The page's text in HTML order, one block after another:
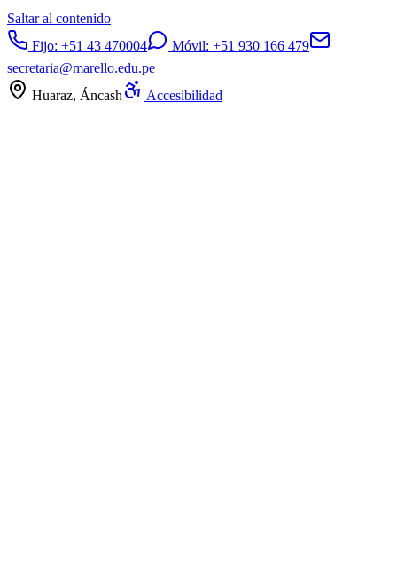
Saltar al contenido
Fijo: +51 43 470004 Móvil: +51 930 166 479
secretaria@marello.edu.pe
Huaraz, Áncash
Accesibilidad